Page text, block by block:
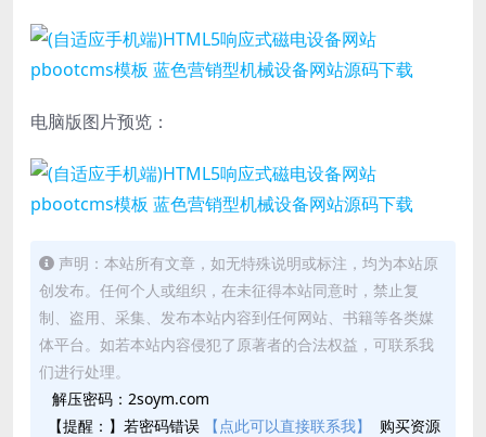
电脑版图片预览：
声明：本站所有文章，如无特殊说明或标注，均为本站原
创发布。任何个人或组织，在未征得本站同意时，禁止复
制、盗用、采集、发布本站内容到任何网站、书籍等各类媒
体平台。如若本站内容侵犯了原著者的合法权益，可联系我
们进行处理。
解压密码：2soym.com
【提醒：】若密码错误
【点此可以直接联系我】
购买资源